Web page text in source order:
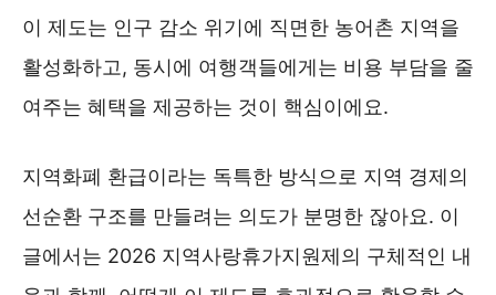
이 제도는 인구 감소 위기에 직면한 농어촌 지역을
활성화하고, 동시에 여행객들에게는 비용 부담을 줄
여주는 혜택을 제공하는 것이 핵심이에요.
지역화폐 환급이라는 독특한 방식으로 지역 경제의
선순환 구조를 만들려는 의도가 분명한 잖아요. 이
글에서는 2026 지역사랑휴가지원제의 구체적인 내